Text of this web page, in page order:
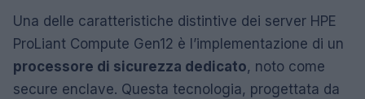
Una delle caratteristiche distintive dei server HPE
ProLiant Compute Gen12 è l’implementazione di un
processore di sicurezza dedicato, noto come
secure enclave. Questa tecnologia, progettata da